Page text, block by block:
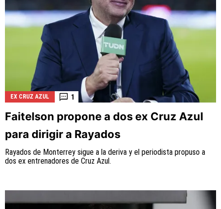
EX CRUZ AZUL 1
Faitelson propone a dos ex Cruz Azul
para dirigir a Rayados
Rayados de Monterrey sigue a la deriva y el periodista propuso a
dos ex entrenadores de Cruz Azul.